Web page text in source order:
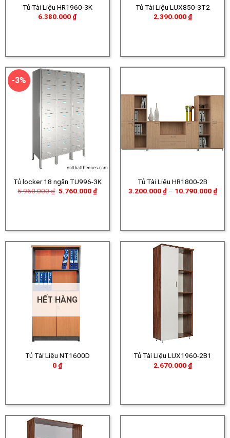
Tủ Tài Liệu HR1960-3K
6.380.000 ₫
Tủ Tài Liệu LUX850-3T2
2.390.000 ₫
-3%
Tủ locker 18 ngăn TU996-3K
5.960.000₫ Giá
5.760.000 ₫Giá
Tủ Tài Liệu HR1800-2B
3.200.000 ₫ – 10.790.000 ₫
giá:
HẾT HÀNG
Tủ Tài Liệu NT1600D
0 ₫
Tủ Tài Liệu LUX1960-2B1
2.670.000 ₫